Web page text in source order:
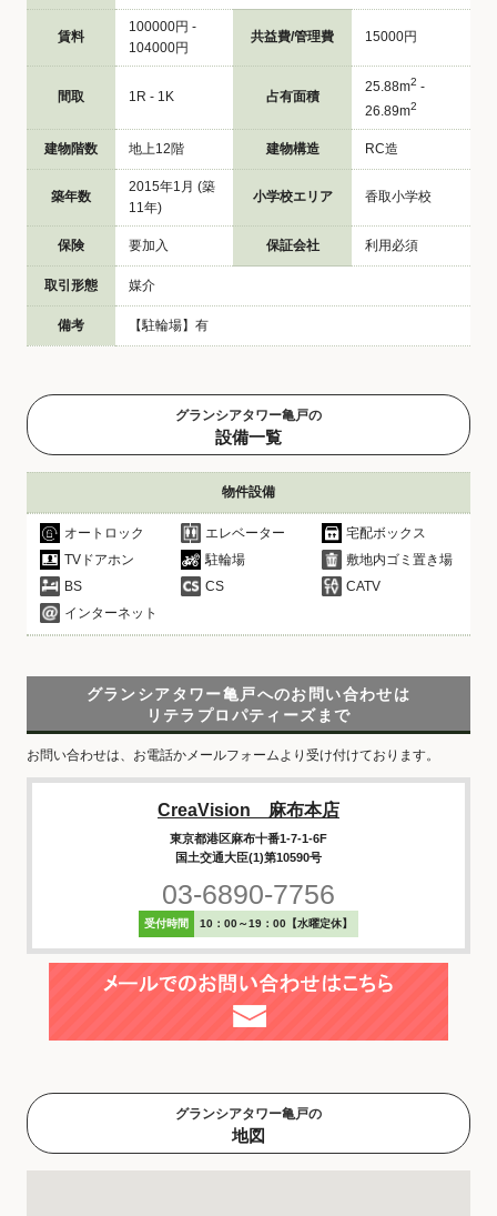
賃料
100000円 -
104000円
共益費/管理費 15000円
間取 1R - 1K 占有面積
25.88m2 -
26.89m2
建物階数 地上12階 建物構造 RC造
築年数
2015年1月 (築
11年)
小学校エリア 香取小学校
保険 要加入 保証会社 利用必須
取引形態 媒介
備考 【駐輪場】有
グランシアタワー亀戸の
設備一覧
物件設備
オートロック エレベーター
宅配ボックス
TVドアホン
駐輪場
敷地内ゴミ置き場
BS
CS
CATV
インターネット
グランシアタワー亀戸へのお問い合わせは
リテラプロパティーズまで
お問い合わせは、お電話かメールフォームより受け付けております。
CreaVision 麻布本店
東京都港区麻布十番1-7-1-6F
国土交通大臣(1)第10590号
03-6890-7756
受付時間 10：00～19：00【水曜定休】
グランシアタワー亀戸の
地図